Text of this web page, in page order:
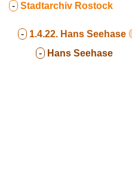
- Stadtarchiv Rostock
- 1.4.22. Hans Seehase
- Hans Seehase